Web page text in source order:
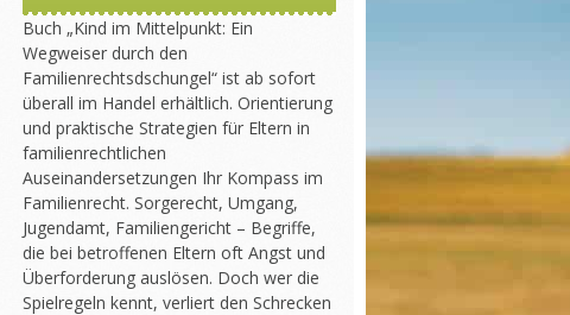
Buch „Kind im Mittelpunkt: Ein
Wegweiser durch den
Familienrechtsdschungel“ ist ab sofort
überall im Handel erhältlich. Orientierung
und praktische Strategien für Eltern in
familienrechtlichen
Auseinandersetzungen Ihr Kompass im
Familienrecht. Sorgerecht, Umgang,
Jugendamt, Familiengericht – Begriffe,
die bei betroffenen Eltern oft Angst und
Überforderung auslösen. Doch wer die
Spielregeln kennt, verliert den Schrecken